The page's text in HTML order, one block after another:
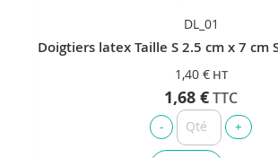
DL_01
Doigtiers latex Taille S 2.5 cm x 7 cm
1,40 €
1,68 €